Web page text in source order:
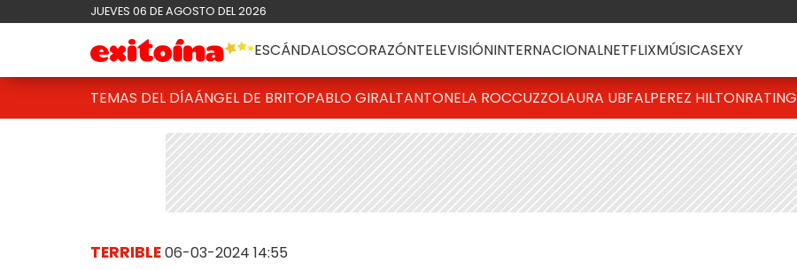
JUEVES 06 DE AGOSTO DEL 2026
ESCÁNDALOSCORAZÓNTELEVISIÓNINTERNACIONALNETFLIXMÚSICASEXY
TEMAS DEL DÍAÁNGEL DE BRITOPABLO GIRALTANTONELA ROCCUZZOLAURA UBFALPEREZ HILTONRATING
TERRIBLE06-03-2024 14:55